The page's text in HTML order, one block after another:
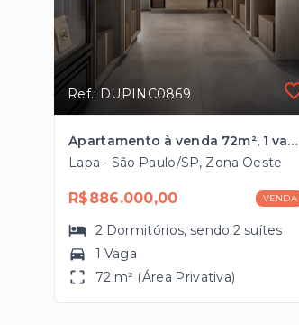
Ref.: DUPINC0869
Apartamento à venda 72m², 1 vaga próximo ao Parque Villa-Lobos
Lapa - São Paulo/SP, Zona Oeste
R$886.000,00 VENDA
2 Dormitórios, sendo2 suítes
1 Vaga
72 m² (Área Privativa)